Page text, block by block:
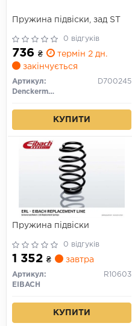
Пружина підвіски, зад ST
0 відгуків
736 ₴
термін 2 дн.
закінчується
Артикул:
D700245
Denckermann
КУПИТИ
Пружина підвіски
0 відгуків
1 352 ₴ завтра
Артикул:
R10603
EIBACH
КУПИТИ